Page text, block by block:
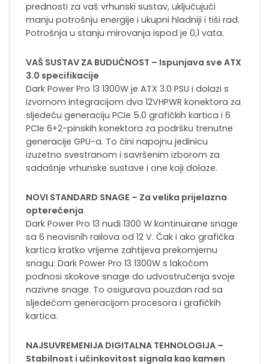
prednosti za vaš vrhunski sustav, uključujući
manju potrošnju energije i ukupni hladniji i tiši rad.
Potrošnja u stanju mirovanja ispod je 0,1 vata.
VAŠ SUSTAV ZA BUDUĆNOST – Ispunjava sve ATX
3.0 specifikacije
Dark Power Pro 13 1300W je ATX 3.0 PSU i dolazi s
izvornom integracijom dva 12VHPWR konektora za
sljedeću generaciju PCIe 5.0 grafičkih kartica i 6
PCIe 6+2-pinskih konektora za podršku trenutne
generacije GPU-a. To čini napojnu jedinicu
izuzetno svestranom i savršenim izborom za
sadašnje vrhunske sustave i one koji dolaze.
NOVI STANDARD SNAGE – Za velika prijelazna
opterećenja
Dark Power Pro 13 nudi 1300 W kontinuirane snage
sa 6 neovisnih railova od 12 V. Čak i ako grafička
kartica kratko vrijeme zahtijeva prekomjernu
snagu: Dark Power Pro 13 1300W s lakoćom
podnosi skokove snage do udvostručenja svoje
nazivne snage. To osigurava pouzdan rad sa
sljedećom generacijom procesora i grafičkih
kartica.
NAJSUVREMENIJA DIGITALNA TEHNOLOGIJA –
Stabilnost i učinkovitost signala kao kamen